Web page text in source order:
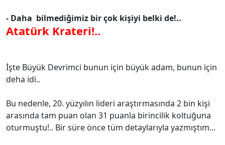
- Daha bilmediğimiz bir çok kişiyi belki de!..
Atatürk Krateri!..
İşte Büyük Devrimci bunun için büyük adam, bunun için
deha idi..
Bu nedenle, 20. yüzyılın lideri araştırmasında 2 bin kişi
arasında tam puan olan 31 puanla birincilik koltuğuna
oturmuştu!.. Bir süre önce tüm detaylarıyla yazmıştım...